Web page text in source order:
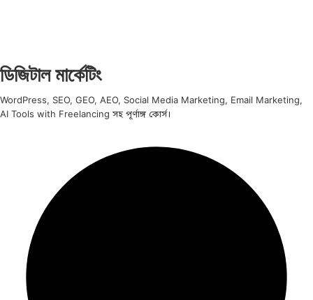
ডিজিটাল মার্কেটিং
WordPress, SEO, GEO, AEO, Social Media Marketing, Email Marketing,
AI Tools with Freelancing সহ পূর্ণাঙ্গ কোর্স।